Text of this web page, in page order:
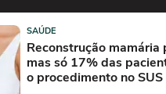
SAÚDE
Reconstrução mamária
mas só 17% das
o procedimento no SUS